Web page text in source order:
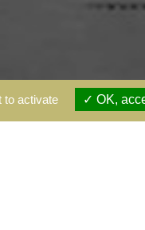
to activate OK,